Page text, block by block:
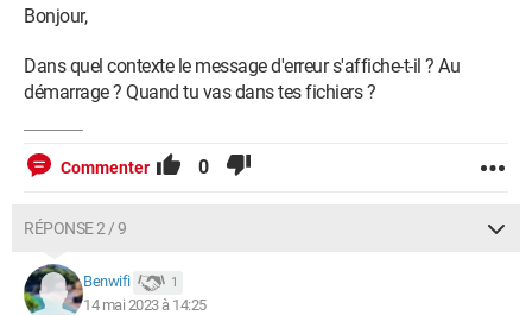
Bonjour,
Dans quel contexte le message d'erreur s'affiche-t-il ? Au
démarrage ? Quand tu vas dans tes fichiers ?
Commenter 0
RÉPONSE 2 / 9
Benwifi 1
14 mai 2023 à 14:25